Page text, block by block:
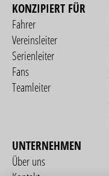
KONZIPIERT FÜR
Fahrer
Vereinsleiter
Serienleiter
Fans
Teamleiter
UNTERNEHMEN
Über uns